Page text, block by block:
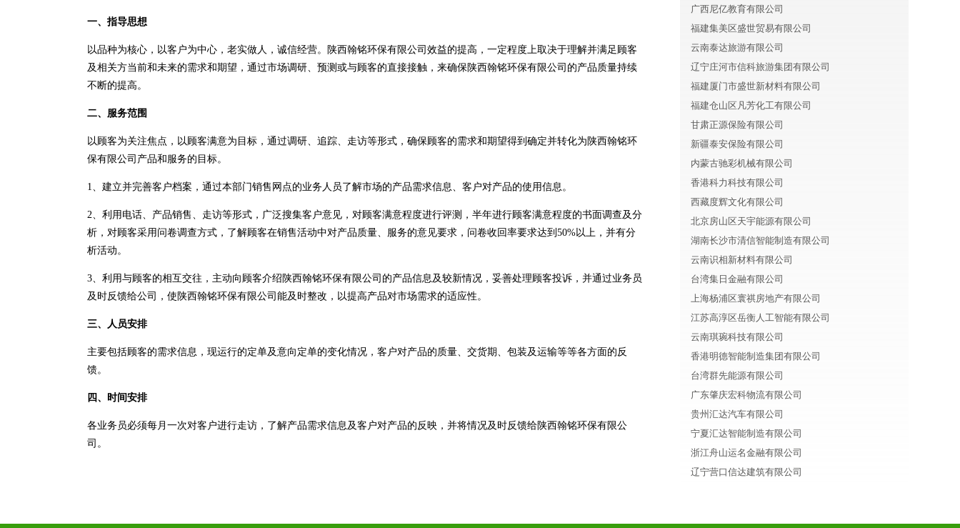
一、指导思想
以品种为核心，以客户为中心，老实做人，诚信经营。陕西翰铭环保有限公司效益的提高，一定程度上取决于理解并满足顾客
及相关方当前和未来的需求和期望，通过市场调研、预测或与顾客的直接接触，来确保陕西翰铭环保有限公司的产品质量持续
不断的提高。
二、服务范围
以顾客为关注焦点，以顾客满意为目标，通过调研、追踪、走访等形式，确保顾客的需求和期望得到确定并转化为陕西翰铭环
保有限公司产品和服务的目标。
1、建立并完善客户档案，通过本部门销售网点的业务人员了解市场的产品需求信息、客户对产品的使用信息。
2、利用电话、产品销售、走访等形式，广泛搜集客户意见，对顾客满意程度进行评测，半年进行顾客满意程度的书面调查及分
析，对顾客采用问卷调查方式，了解顾客在销售活动中对产品质量、服务的意见要求，问卷收回率要求达到50%以上，并有分
析活动。
3、利用与顾客的相互交往，主动向顾客介绍陕西翰铭环保有限公司的产品信息及较新情况，妥善处理顾客投诉，并通过业务员
及时反馈给公司，使陕西翰铭环保有限公司能及时整改，以提高产品对市场需求的适应性。
三、人员安排
主要包括顾客的需求信息，现运行的定单及意向定单的变化情况，客户对产品的质量、交货期、包装及运输等等各方面的反
馈。
四、时间安排
各业务员必须每月一次对客户进行走访，了解产品需求信息及客户对产品的反映，并将情况及时反馈给陕西翰铭环保有限公
司。
广西尼亿教育有限公司
福建集美区盛世贸易有限公司
云南泰达旅游有限公司
辽宁庄河市信科旅游集团有限公司
福建厦门市盛世新材料有限公司
福建仓山区凡芳化工有限公司
甘肃正源保险有限公司
新疆泰安保险有限公司
内蒙古驰彩机械有限公司
香港科力科技有限公司
西藏度辉文化有限公司
北京房山区天宇能源有限公司
湖南长沙市清信智能制造有限公司
云南识相新材料有限公司
台湾集日金融有限公司
上海杨浦区寰祺房地产有限公司
江苏高淳区岳衡人工智能有限公司
云南琪琬科技有限公司
香港明德智能制造集团有限公司
台湾群先能源有限公司
广东肇庆宏科物流有限公司
贵州汇达汽车有限公司
宁夏汇达智能制造有限公司
浙江舟山运名金融有限公司
辽宁营口信达建筑有限公司